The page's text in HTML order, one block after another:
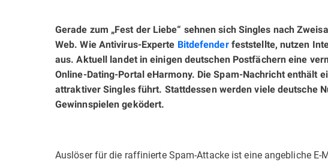
Gerade zum „Fest der Liebe“ sehnen sich Singles nach
Web. Wie Antivirus-Experte Bitdefenderfeststellte, nutzen
aus. Aktuell landet in einigen deutschen Postfächern eine
Online-Dating-Portal eHarmony. Die Spam-Nachricht enthält
attraktiver Singles führt. Stattdessen werden viele deutsche
Gewinnspielen geködert.
Auslöser für die raffinierte Spam-Attacke ist eine angebliche